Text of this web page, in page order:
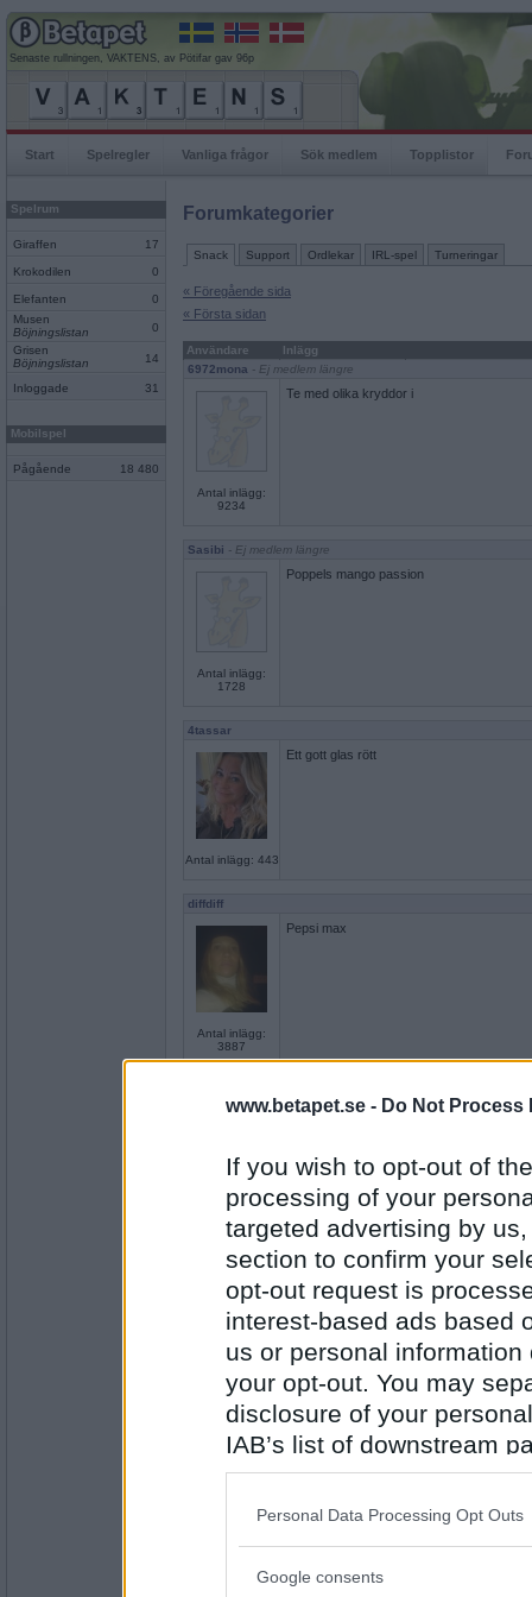
www.betapet.se - Do Not Process
If you wish to opt-out of
processing of your
targeted advertising by
section to confirm your
opt-out request is
interest-based ads based
us or personal
your opt-out. You may
disclosure of your
IAB’s list of downstream
also be disclosed by us
Downstream Participants
Please note that this
Personal Data Processing Opt Outs
Google consents
Senaste rullningen, VAKTENS, av Pötifar gav 96p
Start Spelregler Vanliga frågor Sök medlem Topplistor
Spelrum
Giraffen 17
Krokodilen 0
Elefanten
0
Musen
Böjningslistan
0
Grisen
Böjningslistan
14
Inloggade 31
Mobilspel
Pågående 18 480
Forumkategorier
Snack Support Ordlekar IRL-spel Turneringar
« Föregående sida
« Första sidan
Användare
Inlägg
6972mona - Ej medlem längre
Antal inlägg:
9234
Te med olika kryddor i
Sasibi - Ej medlem längre
Antal inlägg:
1728
Poppels mango passion
4tassar
Antal inlägg: 443
Ett gott glas rött
diffdiff
Antal inlägg:
3887
Pepsi max
Antal inlägg:
1710
2 glad vitt
Antal inlägg:
1906
Cocacola
Milkman73
Antal inlägg: